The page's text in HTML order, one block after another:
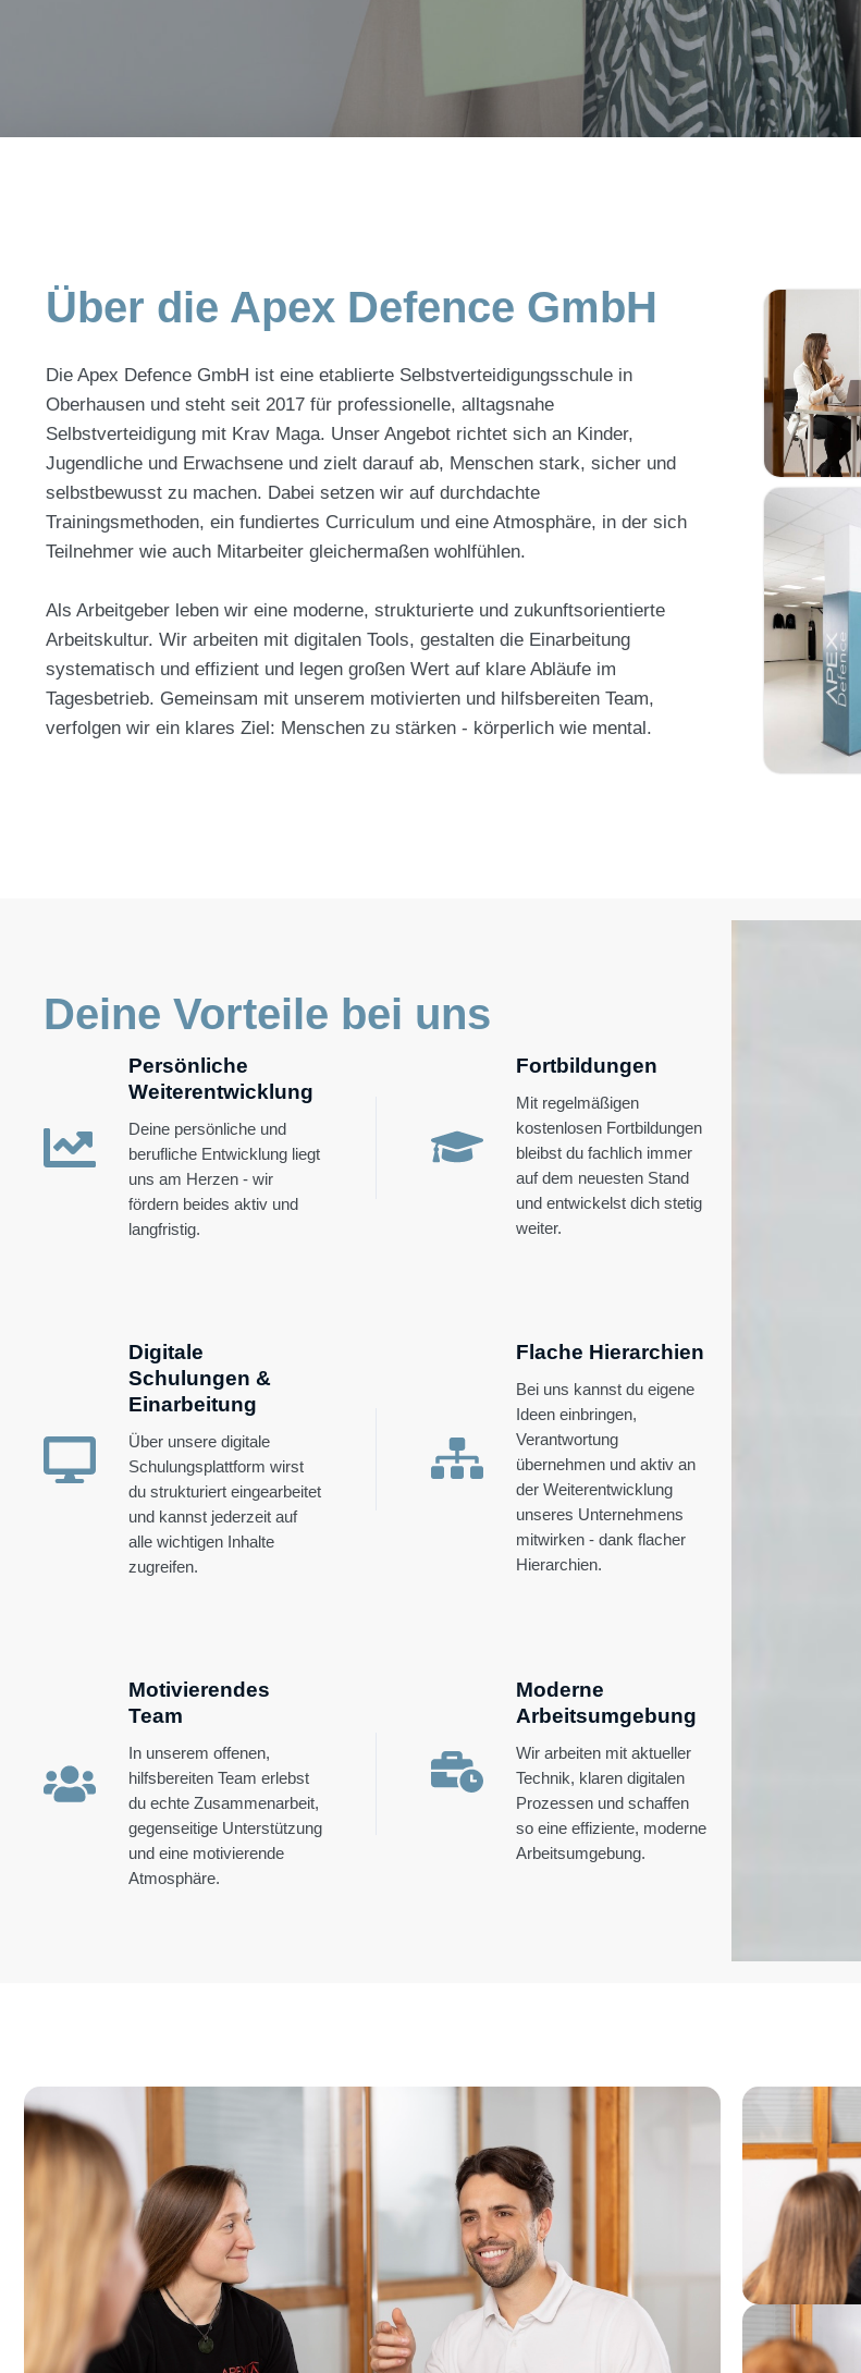
Über die Apex Defence GmbH
Die Apex Defence GmbH ist eine etablierte Selbstverteidigungsschule in
Oberhausen und steht seit 2017 für professionelle, alltagsnahe
Selbstverteidigung mit Krav Maga. Unser Angebot richtet sich an Kinder,
Jugendliche und Erwachsene und zielt darauf ab, Menschen stark, sicher und
selbstbewusst zu machen. Dabei setzen wir auf durchdachte
Trainingsmethoden, ein fundiertes Curriculum und eine Atmosphäre, in der sich
Teilnehmer wie auch Mitarbeiter gleichermaßen wohlfühlen.
Als Arbeitgeber leben wir eine moderne, strukturierte und zukunftsorientierte
Arbeitskultur. Wir arbeiten mit digitalen Tools, gestalten die Einarbeitung
systematisch und effizient und legen großen Wert auf klare Abläufe im
Tagesbetrieb. Gemeinsam mit unserem motivierten und hilfsbereiten Team,
verfolgen wir ein klares Ziel: Menschen zu stärken - körperlich wie mental.
Deine Vorteile bei uns
Persönliche
Weiterentwicklung
Deine persönliche und
berufliche Entwicklung liegt
uns am Herzen - wir
fördern beides aktiv und
langfristig.
Fortbildungen
Mit regelmäßigen
kostenlosen Fortbildungen
bleibst du fachlich immer
auf dem neuesten Stand
und entwickelst dich stetig
weiter.
Digitale
Schulungen &
Einarbeitung
Über unsere digitale
Schulungsplattform wirst
du strukturiert eingearbeitet
und kannst jederzeit auf
alle wichtigen Inhalte
zugreifen.
Flache Hierarchien
Bei uns kannst du eigene
Ideen einbringen,
Verantwortung
übernehmen und aktiv an
der Weiterentwicklung
unseres Unternehmens
mitwirken - dank flacher
Hierarchien.
Motivierendes
Team
In unserem offenen,
hilfsbereiten Team erlebst
du echte Zusammenarbeit,
gegenseitige Unterstützung
und eine motivierende
Atmosphäre.
Moderne
Arbeitsumgebung
Wir arbeiten mit aktueller
Technik, klaren digitalen
Prozessen und schaffen
so eine effiziente, moderne
Arbeitsumgebung.